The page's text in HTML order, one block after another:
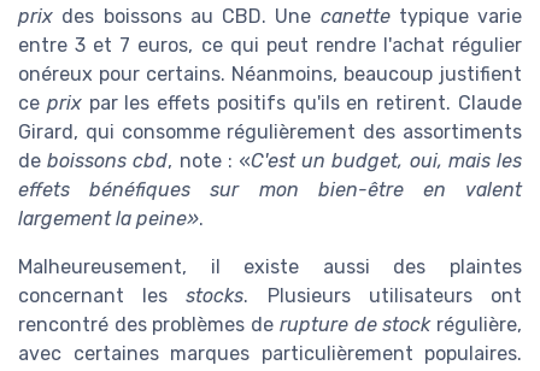
prix des boissons au CBD. Une canettetypique varie
entre 3 et 7 euros, ce qui peut rendre l'achat régulier
onéreux pour certains. Néanmoins, beaucoup justifient
ce prixpar les effets positifs qu'ils en retirent. Claude
Girard, qui consomme régulièrement des assortiments
deboissons cbd, note : «C'est un budget, oui, mais les
effets bénéfiques sur mon bien-être en valent
largement la peine».
Malheureusement, il existe aussi des plaintes
concernant lesstocks. Plusieurs utilisateurs ont
rencontré des problèmes de rupture de stockrégulière,
avec certaines marques particulièrement populaires.